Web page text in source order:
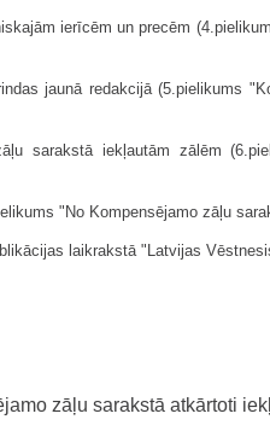
ierīcēm un precēm
jaunā redakcijā (5.pielikums
sarakstā iekļautām zālēm
"No Kompensējamo zāļu
laikrakstā "Latvijas
zāļu sarakstā atkārtoti